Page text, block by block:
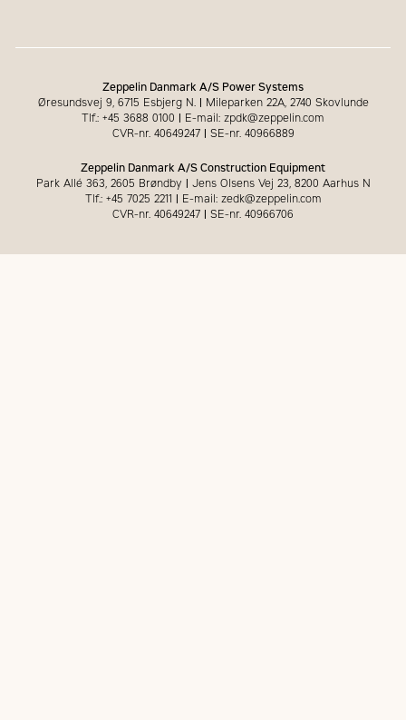
Zeppelin Danmark A/S Power Systems
Øresundsvej 9, 6715 Esbjerg N.
Mileparken 22A, 2740 Skovlunde
Tlf.: +45 3688 0100
E-mail: zpdk@zeppelin.com
CVR-nr. 40649247
SE-nr. 40966889
Zeppelin Danmark A/S Construction Equipment
Park Allé 363, 2605 Brøndby
Jens Olsens Vej 23, 8200 Aarhus N
Tlf.: +45 7025 2211
E-mail: zedk@zeppelin.com
CVR-nr. 40649247
SE-nr. 40966706